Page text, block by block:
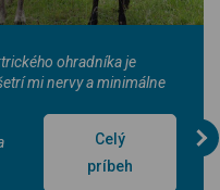
ohradníka je
mi nervy a minimálne
Celý
príbeh